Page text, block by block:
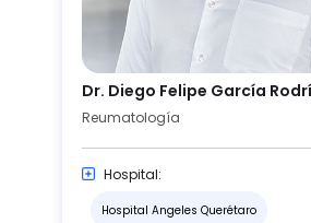
Dr. Diego Felipe García
Reumatología
Hospital:
Hospital Angeles Querétaro